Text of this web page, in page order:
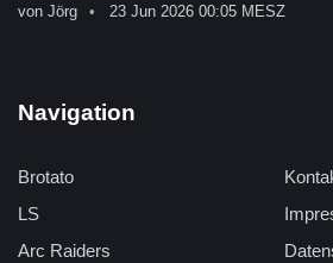
von Jörg 23 Jun 2026 00:05 MESZ
Navigation
Brotato
LS
Arc Raiders